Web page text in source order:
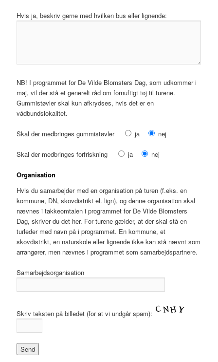
Hvis ja, beskriv gerne med hvilken bus eller lignende:
NB! I programmet for De Vilde Blomsters Dag, som udkommer i
maj, vil der stå et generelt råd om fornuftigt tøj til turene.
Gummistøvler skal kun afkrydses, hvis det er en
vådbundslokalitet.
Skal der medbringes gummistøvler ja nej
Skal der medbringes forfriskning ja nej
Organisation
Hvis du samarbejder med en organisation på turen (f.eks. en
kommune, DN, skovdistrikt el. lign), og denne organisation skal
nævnes i takkeomtalen i programmet for De Vilde Blomsters
Dag, skriver du det her. For turene gælder, at der skal stå en
turleder med navn på i programmet. En kommune, et
skovdistrikt, en naturskole eller lignende ikke kan stå nævnt som
arrangører, men nævnes i programmet som samarbejdspartnere.
Samarbejdsorganisation
Skriv teksten på billedet (for at vi undgår spam):